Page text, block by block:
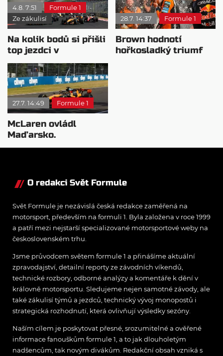
4.8. 7:51
Formule 1
Ze zákulisí
Na kolik bodů si přišli
top jezdci v
posledních 4
závodech?
28.7. 14:37 Formule 1
Brown hodnotí
hořkosladký triumf
27.7. 14:49 Formule 1
McLaren ovládl
Maďarsko.
Verstappen v šoku a
O redakci Svět Formule
Svět Formule je nezávislá česká redakce zaměřená na
motorsport, především na formuli 1. Byla založena v roce 1999
a patří mezi nejstarší specializované motorsportové weby na
československém trhu.
Jsme průvodcem světem formule 1 a přinášíme aktuální
zpravodajství, detailní reporty ze závodních víkendů,
technické rozbory, odborné analýzy a komentáře k dění v
královně motorsportu. Sledujeme nejen samotné závody, ale
také zákulisí týmů a jezdců, technický vývoj monopostů i
strategická rozhodnutí, která ovlivňují výsledky sezóny.
Naším cílem je poskytovat přesné, srozumitelné a ověřené
informace fanouškům formule 1, a to jak dlouholetým
nadšencům, tak novým divákům. Redakční obsah vzniká s